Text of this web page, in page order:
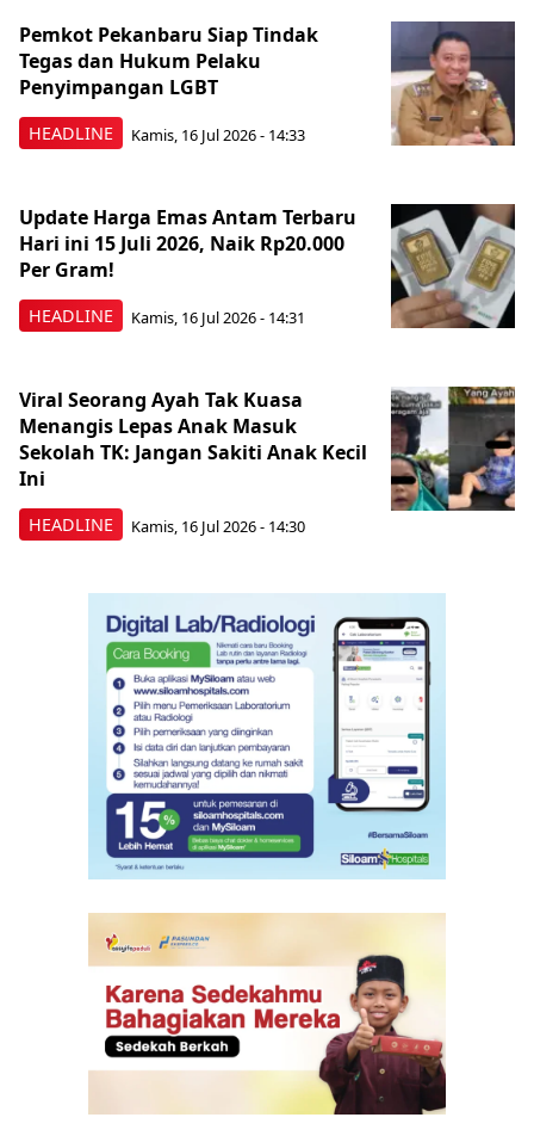
HEADLINE
Pemkot Pekanbaru Siap Tindak
Tegas dan Hukum Pelaku
Penyimpangan LGBT
Kamis, 16 Jul 2026 - 14:33
HEADLINE
Update Harga Emas Antam Terbaru
Hari ini 15 Juli 2026, Naik Rp20.000
Per Gram!
Kamis, 16 Jul 2026 - 14:31
HEADLINE
Viral Seorang Ayah Tak Kuasa
Menangis Lepas Anak Masuk
Sekolah TK: Jangan Sakiti Anak Kecil
Ini
Kamis, 16 Jul 2026 - 14:30